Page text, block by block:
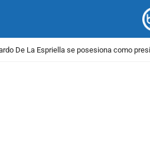
De La Espriella se posesiona como